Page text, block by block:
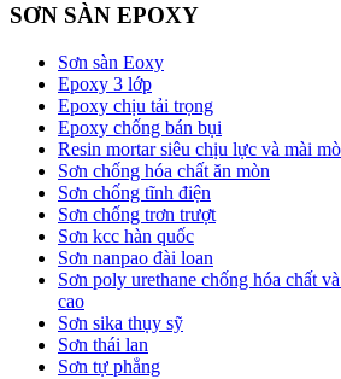
SƠN SÀN EPOXY
Sơn sàn Eoxy
Epoxy 3 lớp
Epoxy chịu tải trọng
Epoxy chống bán bụi
Resin mortar siêu chịu lực và mài
Sơn chống hóa chất ăn mòn
Sơn chống tĩnh điện
Sơn chống trơn trượt
Sơn kcc hàn quốc
Sơn nanpao đài loan
Sơn poly urethane chống hóa chất
cao
Sơn sika thụy sỹ
Sơn thái lan
Sơn tự phẳng